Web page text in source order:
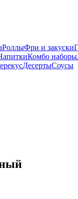
РоллыФри и закуски
Комбо наборы
ДесертыСоусы